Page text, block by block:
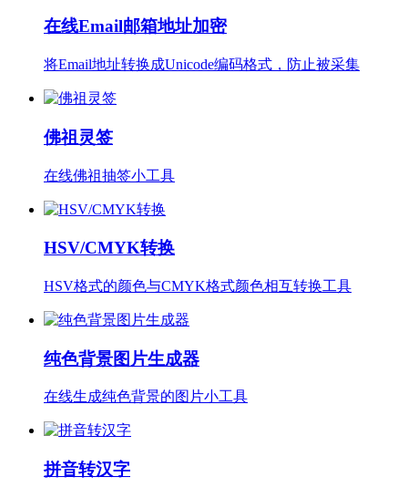
在线Email邮箱地址加密
将Email地址转换成Unicode编码格式，防止被采集
佛祖灵签
在线佛祖抽签小工具
HSV/CMYK转换
HSV格式的颜色与CMYK格式颜色相互转换工具
纯色背景图片生成器
在线生成纯色背景的图片小工具
拼音转汉字